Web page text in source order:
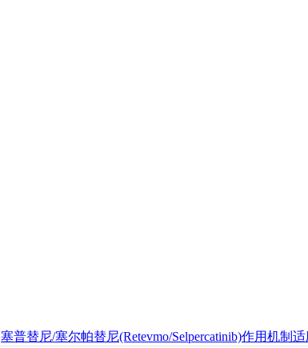
塞普替尼/塞尔帕替尼(Retevmo/Selpercatinib)作用机制